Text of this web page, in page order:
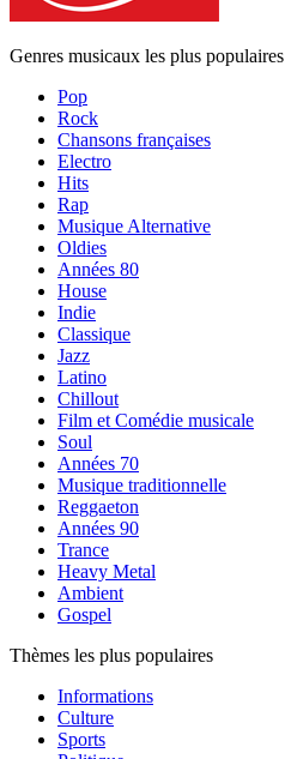
Genres musicaux les plus populaires
Pop
Rock
Chansons françaises
Electro
Hits
Rap
Musique Alternative
Oldies
Années 80
House
Indie
Classique
Jazz
Latino
Chillout
Film et Comédie musicale
Soul
Années 70
Musique traditionnelle
Reggaeton
Années 90
Trance
Heavy Metal
Ambient
Gospel
Thèmes les plus populaires
Informations
Culture
Sports